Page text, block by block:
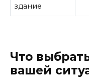
здание
Что
вашей